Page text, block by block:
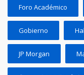
Foro Académico
Gobierno
JP Morgan